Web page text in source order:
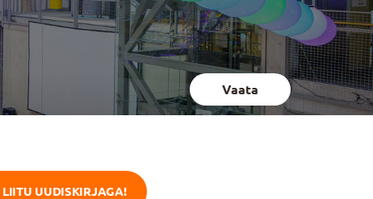
Vaata
LIITU UUDISKIRJAGA!